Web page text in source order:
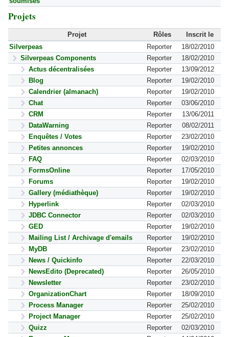
Projets
Projet Rôles
Inscrit le
Silverpeas
Reporter
18/02/2010
Silverpeas Components
Reporter
18/02/2010
Actus décentralisées
Reporter
13/09/2012
Blog
Reporter
19/02/2010
Calendrier (almanach)
Reporter
19/02/2010
Chat
Reporter
03/06/2010
CRM
Reporter
13/06/2011
DataWarning
Reporter
08/02/2011
Enquêtes / Votes
Reporter
23/02/2010
Petites annonces
Reporter
19/02/2010
FAQ
Reporter
02/03/2010
FormsOnline
Reporter
17/05/2010
Forums
Reporter
19/02/2010
Gallery (médiathèque)
Reporter
19/02/2010
Hyperlink
Reporter
02/03/2010
JDBC Connector
Reporter
02/03/2010
GED
Reporter
19/02/2010
Mailing List / Archivage d'emails
Reporter
19/02/2010
MyDB
Reporter
23/02/2010
News / Quickinfo
Reporter
22/03/2010
NewsEdito (Deprecated)
Reporter
26/05/2010
Newsletter
Reporter
23/02/2010
OrganizationChart
Reporter
18/09/2010
Process Manager
Reporter
25/02/2010
Project Manager
Reporter
25/02/2010
Quizz
Reporter
02/03/2010